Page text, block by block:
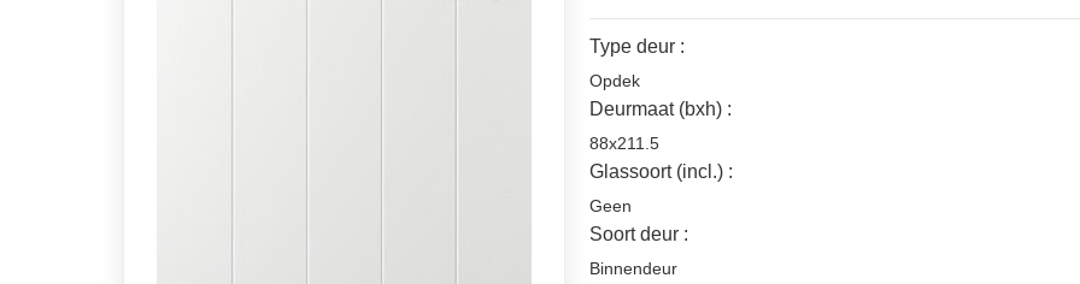
Type deur :
Opdek
Deurmaat (bxh) :
88x211.5
Glassoort (incl.) :
Geen
Soort deur :
Binnendeur